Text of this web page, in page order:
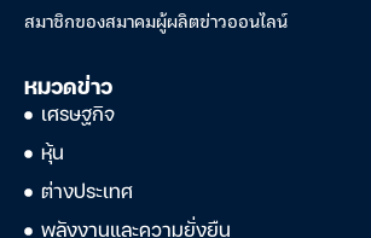
สมาชิกของสมาคมผู้ผลิตข่าวออนไลน์
หมวดข่าว
เศรษฐกิจ
หุ้น
ต่างประเทศ
พลังงานและความยั่งยืน